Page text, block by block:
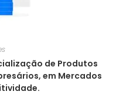
de Produtos
em Mercados